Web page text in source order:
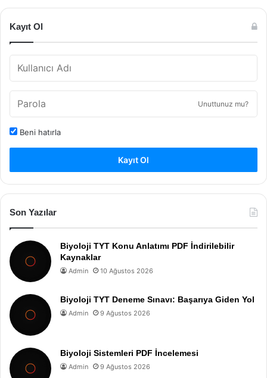
Kayıt Ol
Unuttunuz mu?
Beni hatırla
Kayıt Ol
Son Yazılar
Biyoloji TYT Konu Anlatımı PDF İndirilebilir
Kaynaklar
Admin 10 Ağustos 2026
Biyoloji TYT Deneme Sınavı: Başarıya Giden Yol
Admin 9 Ağustos 2026
Biyoloji Sistemleri PDF İncelemesi
Admin 9 Ağustos 2026